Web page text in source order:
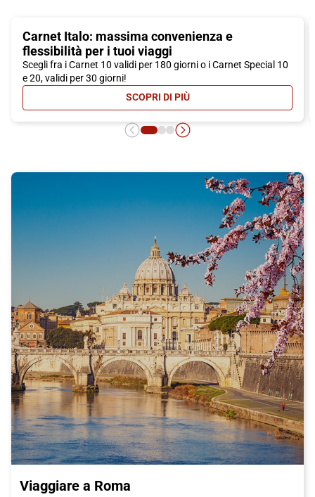
Carnet Italo: massima convenienza e
flessibilità per i tuoi viaggi
Scegli fra i Carnet 10 validi per 180 giorni o i Carnet Special 10
e 20, validi per 30 giorni!
SCOPRI DI PIÙ- CARNET ITALO: MASSIMA
Viaggiare a Roma